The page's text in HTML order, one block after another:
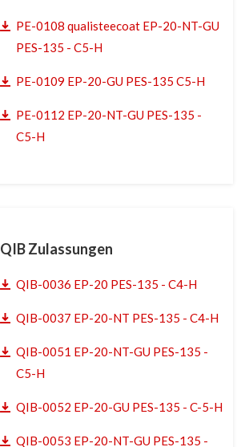
PE-0108 qualisteecoat EP-20-NT-GU
PES-135 - C5-H
PE-0109 EP-20-GU PES-135 C5-H
PE-0112 EP-20-NT-GU PES-135 -
C5-H
QIB Zulassungen
QIB-0036 EP-20 PES-135 - C4-H
QIB-0037 EP-20-NT PES-135 - C4-H
QIB-0051 EP-20-NT-GU PES-135 -
C5-H
QIB-0052 EP-20-GU PES-135 - C-5-H
QIB-0053 EP-20-NT-GU PES-135 -